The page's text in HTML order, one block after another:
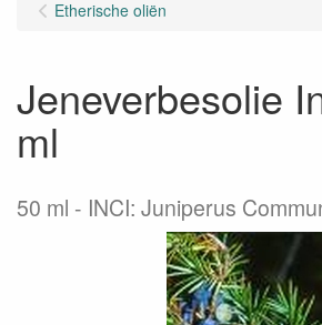
Etherische oliën
Jeneverbesolie
ml
50 ml INCI: Juniperus